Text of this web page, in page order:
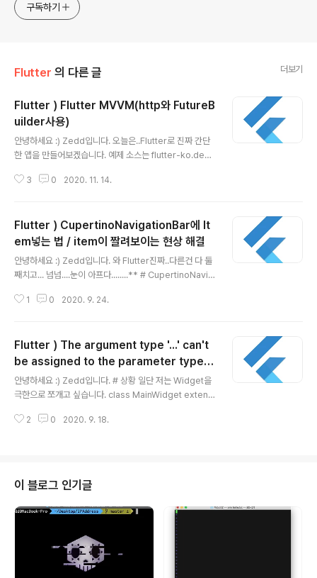
구독하기
Flutter 의 다른 글 더보기
Flutter ) Flutter MVVM(http와 FutureB
uilder사용)
안녕하세요 :) Zedd입니다. 오늘은..Flutter로 진짜 간단
한 앱을 만들어보겠습니다. 예제 소스는 flutter-ko.dev/
습니다! 완전히 똑같지는 않습니다! 1. http 패키지 추가하
orm, Future-based API for HTTP requests. pub.
dev 2. 모델을 만들어준다. 3. 응답 정보를 커스텀 Dart객
체(Post)로 변환하기 4. PostViewModel 생성. 1 ) 위에
서 만들어준 Post모델을 사용해야하므로 Post.dart..
3 0 2020. 11. 14.
Flutter ) CupertinoNavigationBar에 It
em넣는 법 / item이 짤려보이는 현상 해결
안녕하세요 :) Zedd입니다. 와 Flutter진짜..다른건 다 둘
째치고... 넘넘....눈이 아프다........** # CupertinoNavig
ar(middle: Text("Navigation Title"), leading: ..., tr
연히 Widget을 넣을 수 있으므로 CupertinoNavigatio
nBar(middle: Text("Navigation Title"),leading: T
ext("Leading"),trailing: Text("Trailing..
1 0 2020. 9. 24.
Flutter ) The argument type '...' can't
be assigned to the parameter type
'PreferredSizeWidget'.
안녕하세요 :) Zedd입니다. # 상황 일단 저는 Widget을
극한으로 쪼개고 싶습니다. class MainWidget extend
ldContext context) { return Scaffold(appBar: Cu
관리하고 싶은 마음입니다. 그래서 class MainWidget e
xtends StatelessWidget { @override Widget bu
ild(BuildContext c..
2 0 2020. 9. 18.
이 블로그 인기글